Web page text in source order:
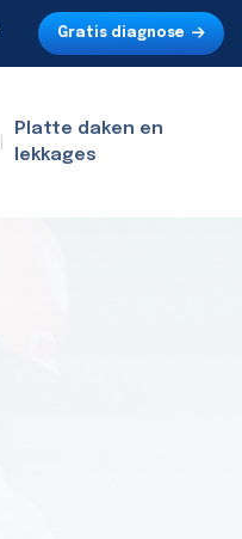
Gratis diagnose
Platte daken en
lekkages